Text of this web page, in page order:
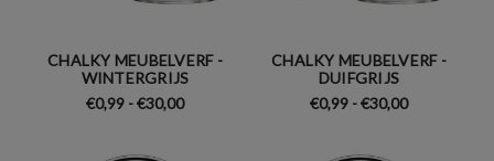
CHALKY MEUBELVERF -
WINTERGRIJS
€0,99 - €30,00
CHALKY MEUBELVERF -
DUIFGRIJS
€0,99 - €30,00